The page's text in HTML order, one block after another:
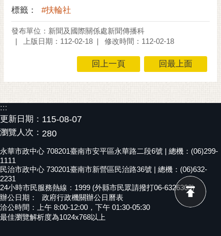
黃
偉
光
泉
桐
花
祭
網
站
導
覽
訂
標籤： #扶輪社
發布單位：新聞及國際關係處新聞傳播科
上版日期：112-02-18
修改時間：112-02-18
回上一頁 回最上面
:::
更新日期： 115-08-07
瀏覽人次： 280
永華市政中心 708201臺南市安平區永華路二段6號 | 總機：(06)299-
1111
民治市政中心 730201臺南市新營區民治路36號 | 總機：(06)632-
2231
24小時市民服務熱線：1999 (外縣市民眾請撥打06-6326303)
辦公日期：
政府行政機關辦公日曆表
洽公時間：上午 8:00-12:00，下午 01:30-05:30
最佳瀏覽解析度為1024x768以上